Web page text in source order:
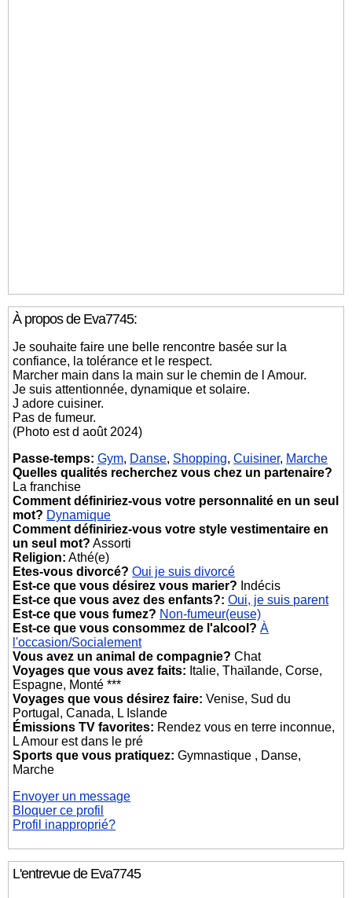
À propos de Eva7745:
Je souhaite faire une belle rencontre basée sur la
confiance, la tolérance et le respect.
Marcher main dans la main sur le chemin de l Amour.
Je suis attentionnée, dynamique et solaire.
J adore cuisiner.
Pas de fumeur.
(Photo est d août 2024)
Passe-temps: Gym, Danse, Shopping,Cuisiner, Marche
Quelles qualités recherchez vous chez un partenaire?
La franchise
Comment définiriez-vous votre personnalité en un seul
mot? Dynamique
Comment définiriez-vous votre style vestimentaire en
un seul mot? Assorti
Religion: Athé(e)
Etes-vous divorcé? Oui je suis divorcé
Est-ce que vous désirez vous marier? Indécis
Est-ce que vous avez des enfants?: Oui, je suis parent
Est-ce que vous fumez? Non-fumeur(euse)
Est-ce que vous consommez de l'alcool? À
l'occasion/Socialement
Vous avez un animal de compagnie? Chat
Voyages que vous avez faits: Italie, Thaïlande, Corse,
Espagne, Monté ***
Voyages que vous désirez faire: Venise, Sud du
Portugal, Canada, L Islande
Émissions TV favorites: Rendez vous en terre inconnue,
L Amour est dans le pré
Sports que vous pratiquez: Gymnastique , Danse,
Marche
Envoyer un message
Bloquer ce profil
Profil inapproprié?
L'entrevue de Eva7745